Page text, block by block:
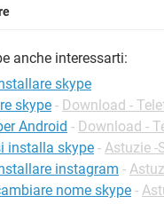
anche interessarti:
skype
skype - Download -
Android - Download -
installa skype - Astuzie -
instagram -
nome skype -